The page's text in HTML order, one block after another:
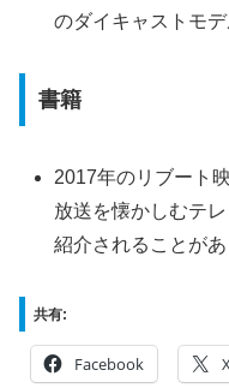
のダイキャストモ
書籍
2017年のリブート
放送を懐かしむテ
紹介されることがあ
共有:
Facebook